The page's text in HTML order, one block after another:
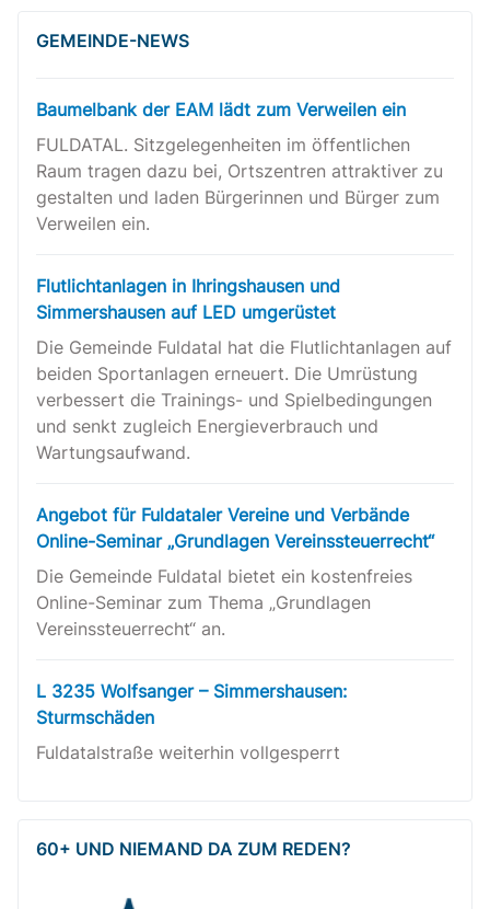
GEMEINDE-NEWS
Baumelbank der EAM lädt zum Verweilen ein
FULDATAL. Sitzgelegenheiten im öffentlichen
Raum tragen dazu bei, Ortszentren attraktiver zu
gestalten und laden Bürgerinnen und Bürger zum
Verweilen ein.
Flutlichtanlagen in Ihringshausen und
Simmershausen auf LED umgerüstet
Die Gemeinde Fuldatal hat die Flutlichtanlagen auf
beiden Sportanlagen erneuert. Die Umrüstung
verbessert die Trainings- und Spielbedingungen
und senkt zugleich Energieverbrauch und
Wartungsaufwand.
Angebot für Fuldataler Vereine und Verbände
Online-Seminar „Grundlagen Vereinssteuerrecht“
Die Gemeinde Fuldatal bietet ein kostenfreies
Online-Seminar zum Thema „Grundlagen
Vereinssteuerrecht“ an.
L 3235 Wolfsanger – Simmershausen:
Sturmschäden
Fuldatalstraße weiterhin vollgesperrt
60+ UND NIEMAND DA ZUM REDEN?